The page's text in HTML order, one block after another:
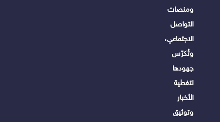
ومنصات
التواصل
الاجتماعي،
وتُكرّس
جهودها
لتغطية
الأخبار
وتوثيق